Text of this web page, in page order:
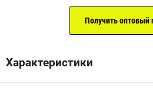
Характеристики